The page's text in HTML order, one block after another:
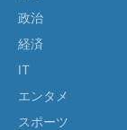
政治
経済
IT
エンタメ
スポーツ